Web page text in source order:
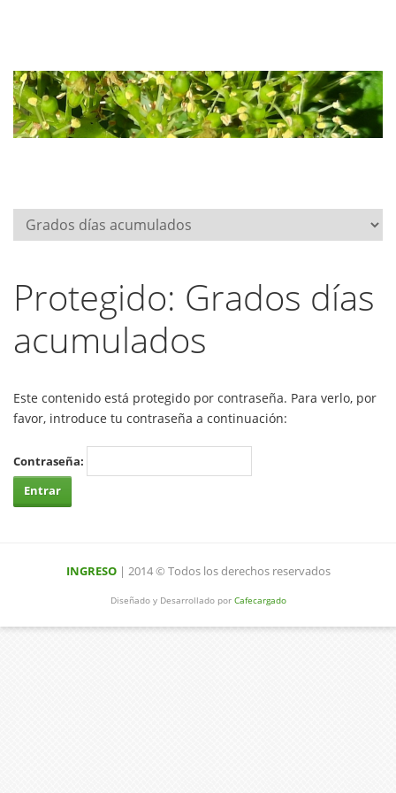
Protegido: Grados días
acumulados
Este contenido está protegido por contraseña. Para verlo, por
favor, introduce tu contraseña a continuación:
Contraseña:
INGRESO| 2014 © Todos los derechos reservados
Diseñado y Desarrollado por Cafecargado